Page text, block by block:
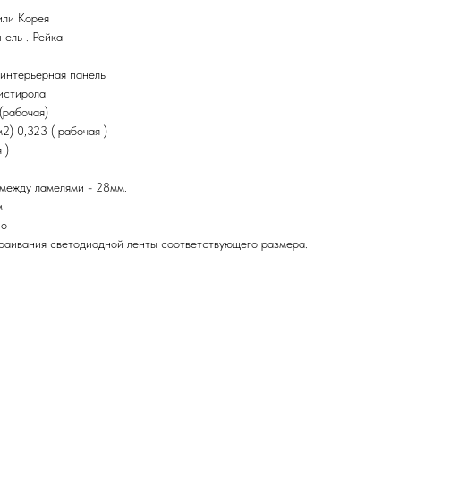
Корея
. Рейка
панель
0,323 ( рабочая )
)
ламелями - 28мм.
светодиодной ленты соответствующего размера.